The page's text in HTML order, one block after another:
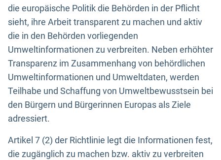
die europäische Politik die Behörden in der Pflicht
sieht, ihre Arbeit transparent zu machen und aktiv
die in den Behörden vorliegenden
Umweltinformationen zu verbreiten. Neben erhöhter
Transparenz im Zusammenhang von behördlichen
Umweltinformationen und Umweltdaten, werden
Teilhabe und Schaffung von Umweltbewusstsein bei
den Bürgern und Bürgerinnen Europas als Ziele
adressiert.
Artikel 7 (2) der Richtlinie legt die Informationen fest,
die zugänglich zu machen bzw. aktiv zu verbreiten